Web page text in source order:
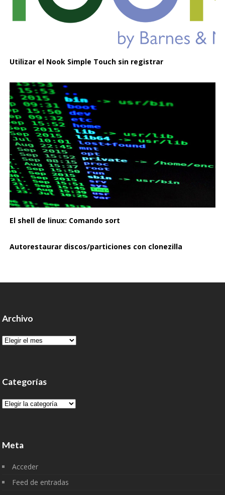
Utilizar el Nook Simple Touch sin registrar
El shell de linux: Comando sort
Autorestaurar discos/particiones con clonezilla
Archivo
Archivo
Categorías
Categorías
Meta
Acceder
Feed de entradas